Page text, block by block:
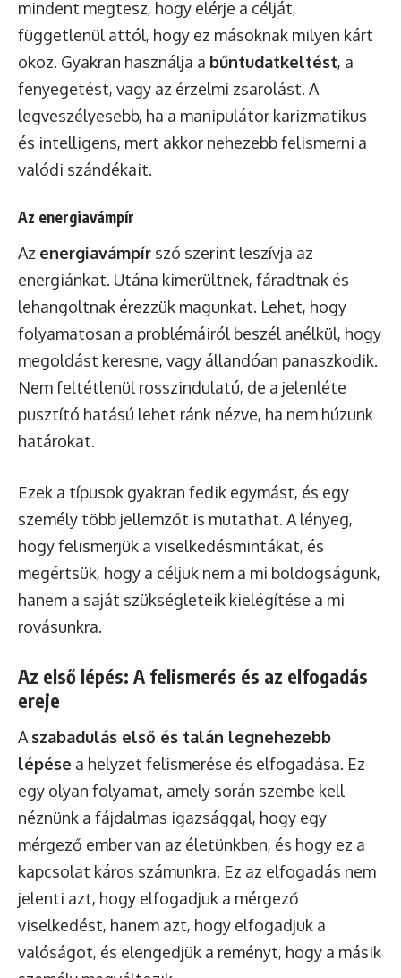
mindent megtesz, hogy elérje a célját,
függetlenül attól, hogy ez másoknak milyen kárt
okoz. Gyakran használja a bűntudatkeltést, a
fenyegetést, vagy az érzelmi zsarolást. A
legveszélyesebb, ha a manipulátor karizmatikus
és intelligens, mert akkor nehezebb felismerni a
valódi szándékait.
Az energiavámpír
Az energiavámpír szó szerint leszívja az
energiánkat. Utána kimerültnek, fáradtnak és
lehangoltnak érezzük magunkat. Lehet, hogy
folyamatosan a problémáiról beszél anélkül, hogy
megoldást keresne, vagy állandóan panaszkodik.
Nem feltétlenül rosszindulatú, de a jelenléte
pusztító hatású lehet ránk nézve, ha nem húzunk
határokat.
Ezek a típusok gyakran fedik egymást, és egy
személy több jellemzőt is mutathat. A lényeg,
hogy felismerjük a viselkedésmintákat, és
megértsük, hogy a céljuk nem a mi boldogságunk,
hanem a saját szükségleteik kielégítése a mi
rovásunkra.
Az első lépés: A felismerés és az elfogadás
ereje
Aszabadulás első és talán legnehezebb
lépése a helyzet felismerése és elfogadása. Ez
egy olyan folyamat, amely során szembe kell
néznünk a fájdalmas igazsággal, hogy egy
mérgező ember van az életünkben, és hogy ez a
kapcsolat káros számunkra. Ez az elfogadás nem
jelenti azt, hogy elfogadjuk a mérgező
viselkedést, hanem azt, hogy elfogadjuk a
valóságot, és elengedjük a reményt, hogy a másik